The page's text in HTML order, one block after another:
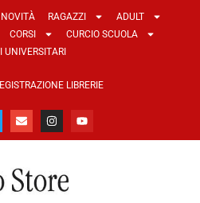
NOVITÀ RAGAZZI
ADULT
CORSI
CURCIO SCUOLA
UNIVERSITARI
LIBRERIE